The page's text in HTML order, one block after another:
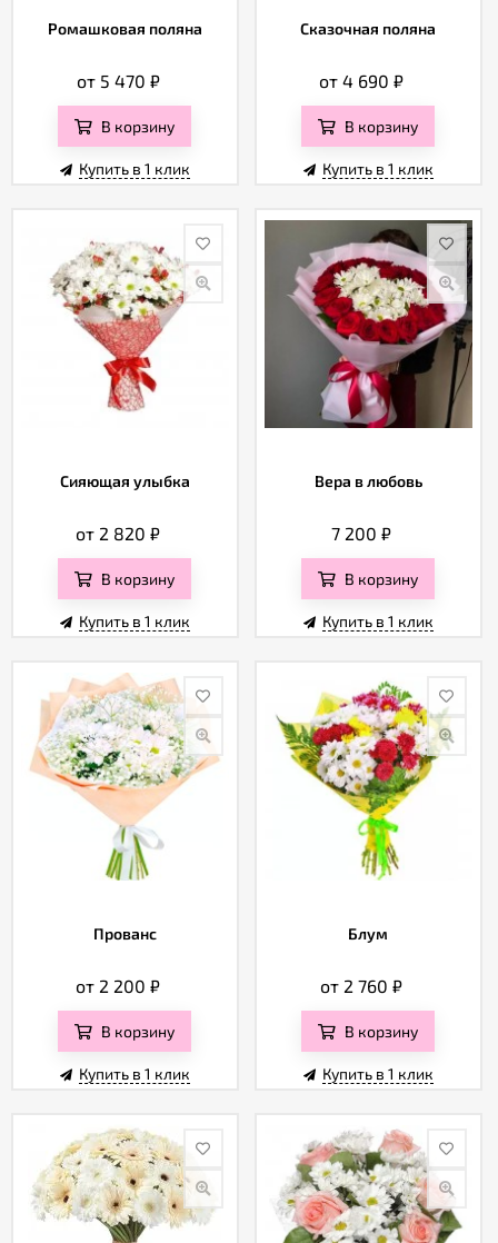
Ромашковая поляна
от 5 470 ₽
В корзину
Купить в 1 клик
Сказочная поляна
от 4 690₽
В корзину
Купить в 1 клик
Сияющая улыбка
от 2 820₽
В корзину
Купить в 1 клик
Вера в любовь
7 200₽
В корзину
Купить в 1 клик
Прованс
от 2 200₽
В корзину
Купить в 1 клик
Блум
от 2 760₽
В корзину
Купить в 1 клик